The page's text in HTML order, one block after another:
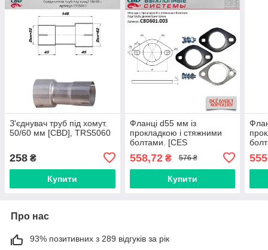
З'єднувач труб під хомут.
50/60 мм [CBD], TRS5060
258 ₴
Купити
Фланці d55 мм із
прокладкою і стяжними
болтами. [CES
558,72₴ 576 ₴
Купити
Про нас
93% позитивних з 289 відгуків за рік